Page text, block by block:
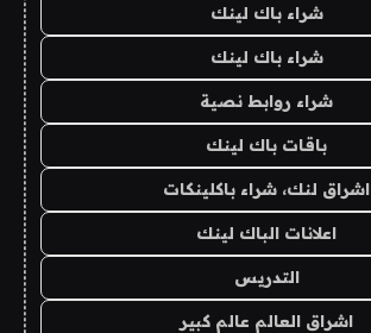
شراء باك لينك
شراء باك لينك
شراء روابط نصية
باقات باك لينك
اشراق لنك، شراء باكلينكات
اعلانات الباك لينك
التدريس
اشراق العالم عالم كبير